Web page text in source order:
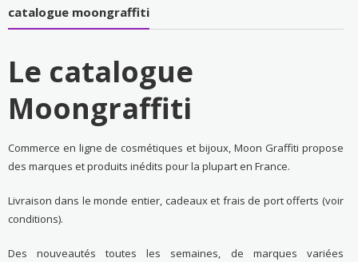
catalogue moongraffiti
Le catalogue
Moongraffiti
Commerce en ligne de cosmétiques et bijoux, Moon Graffiti propose
des marques et produits inédits pour la plupart en France.
Livraison dans le monde entier, cadeaux et frais de port offerts (voir
conditions).
Des nouveautés toutes les semaines, de marques variées